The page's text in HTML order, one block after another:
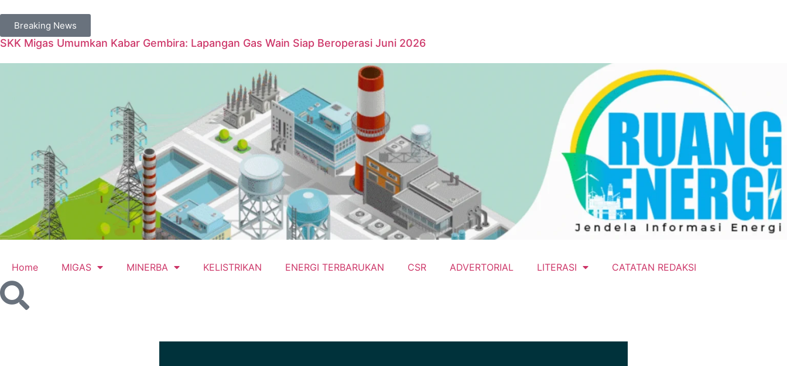
Breaking News
SKK Migas Umumkan Kabar Gembira: Lapangan Gas Wain Siap Beroperasi Juni 2026
Home MIGAS MINERBA KELISTRIKAN ENERGI TERBARUKAN CSR ADVERTORIAL LITERASI CATATAN REDAKSI